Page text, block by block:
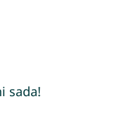
sada!